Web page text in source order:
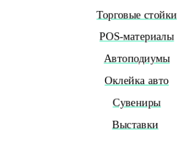
Торговые стойки
POS-материалы
Автоподиумы
Оклейка авто
Сувениры
Выставки